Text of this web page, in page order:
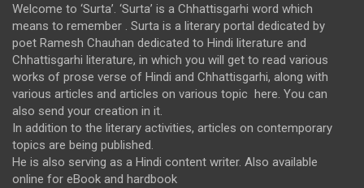
Welcome to ‘Surta’. ‘Surta’ is a Chhattisgarhi word which
means to remember . Surta is a literary portal dedicated by
poet Ramesh Chauhan dedicated to Hindi literature and
Chhattisgarhi literature, in which you will get to read various
works of prose verse of Hindi and Chhattisgarhi, along with
various articles and articles on various topic here. You can
also send your creation in it.
In addition to the literary activities, articles on contemporary
topics are being published.
He is also serving as a Hindi content writer. Also available
online for eBook and hardbook